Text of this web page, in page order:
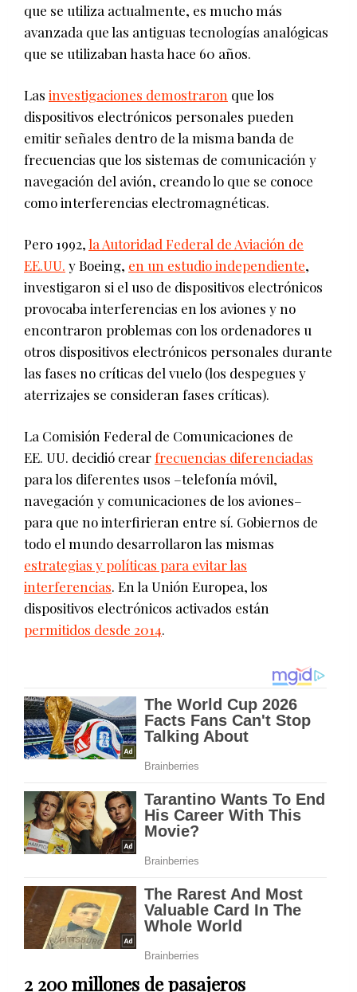
que se utiliza actualmente, es mucho más
avanzada que las antiguas tecnologías analógicas
que se utilizaban hasta hace 60 años.
Las investigaciones demostraron que los
dispositivos electrónicos personales pueden
emitir señales dentro de la misma banda de
frecuencias que los sistemas de comunicación y
navegación del avión, creando lo que se conoce
como interferencias electromagnéticas.
Pero 1992,la Autoridad Federal de Aviación de
EE.UU. y Boeing, en un estudio independiente,
investigaron si el uso de dispositivos electrónicos
provocaba interferencias en los aviones y no
encontraron problemas con los ordenadores u
otros dispositivos electrónicos personales durante
las fases no críticas del vuelo (los despegues y
aterrizajes se consideran fases críticas).
La Comisión Federal de Comunicaciones de
EE. UU. decidió crearfrecuencias diferenciadas
para los diferentes usos –telefonía móvil,
navegación y comunicaciones de los aviones–
para que no interfirieran entre sí. Gobiernos de
todo el mundo desarrollaron las mismas
estrategias y políticas para evitar las
interferencias. En la Unión Europea, los
dispositivos electrónicos activados están
permitidos desde 2014.
2 200 millones de pasajeros